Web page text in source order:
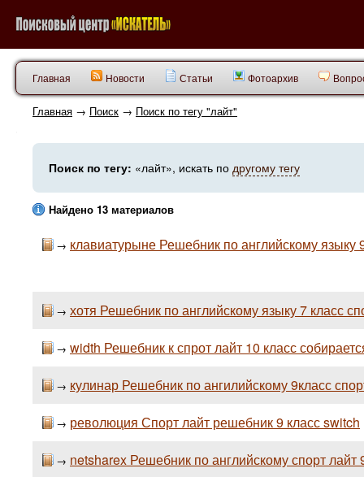
Главная Новости Статьи Фотоархив
Главная → Поиск → Поиск по тегу "лайт"
Поиск по тегу: «лайт», искать по другому тегу
Найдено 13 материалов
→ клавиатурыне Решебник по английскому языку
→ хотя Решебник по английскому языку 7 класс
→ width Решебник к спрот лайт 10 класс
→ кулинар Решебник по ангилийскому 9класс
→ революция Спорт лайт решебник 9 класс switch
→ netsharex Решебник по английскому спорт лайт